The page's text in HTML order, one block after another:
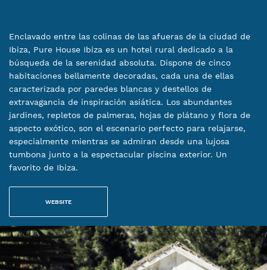
Enclavado entre las colinas de las afueras de la ciudad de
Ibiza, Pure House Ibiza es un hotel rural dedicado a la
búsqueda de la serenidad absoluta. Dispone de cinco
habitaciones bellamente decoradas, cada una de ellas
caracterizada por paredes blancas y destellos de
extravagancia de inspiración asiática. Los abundantes
jardines, repletos de palmeras, hojas de plátano y flora de
aspecto exótico, son el escenario perfecto para relajarse,
especialmente mientras se admiran desde una lujosa
tumbona junto a la espectacular piscina exterior. Un
favorito de Ibiza.
WEBSITE